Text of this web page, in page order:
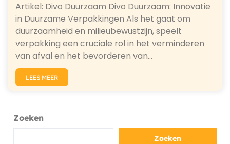
Artikel: Divo Duurzaam Divo Duurzaam: Innovatie
in Duurzame Verpakkingen Als het gaat om
duurzaamheid en milieubewustzijn, speelt
verpakking een cruciale rol in het verminderen
van afval en het bevorderen van…
LEES MEER
Zoeken
Zoeken